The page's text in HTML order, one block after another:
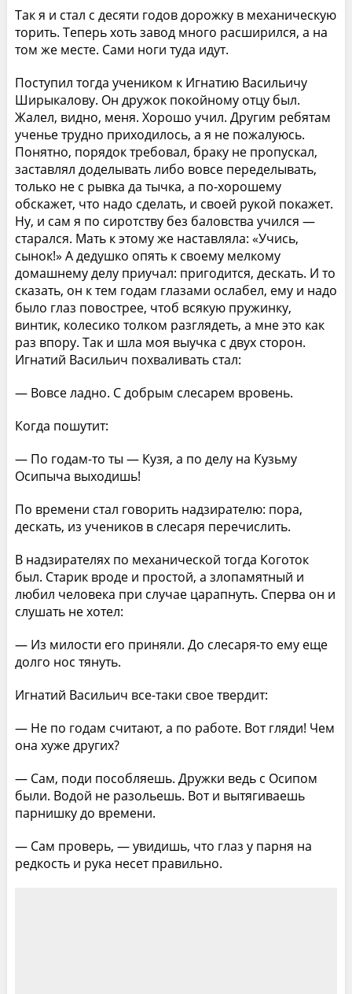
Так я и стал с десяти годов дорожку в механическую
торить. Теперь хоть завод много расширился, а на
том же месте. Сами ноги туда идут.
Поступил тогда учеником к Игнатию Васильичу
Ширыкалову. Он дружок покойному отцу был.
Жалел, видно, меня. Хорошо учил. Другим ребятам
ученье трудно приходилось, а я не пожалуюсь.
Понятно, порядок требовал, браку не пропускал,
заставлял доделывать либо вовсе переделывать,
только не с рывка да тычка, а по-хорошему
обскажет, что надо сделать, и своей рукой покажет.
Ну, и сам я по сиротству без баловства учился —
старался. Мать к этому же наставляла: «Учись,
сынок!» А дедушко опять к своему мелкому
домашнему делу приучал: пригодится, дескать. И то
сказать, он к тем годам глазами ослабел, ему и надо
было глаз повострее, чтоб всякую пружинку,
винтик, колесико толком разглядеть, а мне это как
раз впору. Так и шла моя выучка с двух сторон.
Игнатий Васильич похваливать стал:
— Вовсе ладно. С добрым слесарем вровень.
Когда пошутит:
— По годам-то ты — Кузя, а по делу на Кузьму
Осипыча выходишь!
По времени стал говорить надзирателю: пора,
дескать, из учеников в слесаря перечислить.
В надзирателях по механической тогда Коготок
был. Старик вроде и простой, а злопамятный и
любил человека при случае царапнуть. Сперва он и
слушать не хотел:
— Из милости его приняли. До слесаря-то ему еще
долго нос тянуть.
Игнатий Васильич все-таки свое твердит:
— Не по годам считают, а по работе. Вот гляди! Чем
она хуже других?
— Сам, поди пособляешь. Дружки ведь с Осипом
были. Водой не разольешь. Вот и вытягиваешь
парнишку до времени.
— Сам проверь, — увидишь, что глаз у парня на
редкость и рука несет правильно.